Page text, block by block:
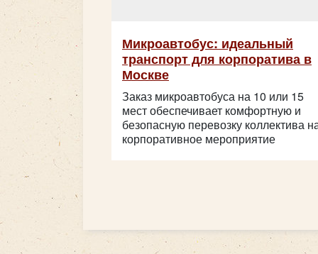
Микроавтобус: идеальный
транспорт для корпоратива в
Москве
Заказ микроавтобуса на 10 или 15
мест обеспечивает комфортную и
безопасную перевозку коллектива
корпоративное мероприятие